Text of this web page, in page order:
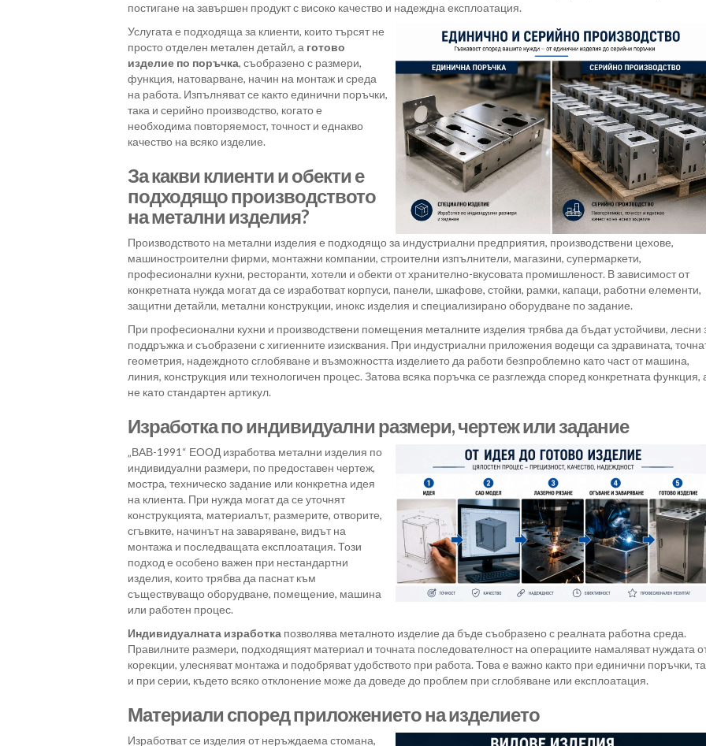
постигане на завършен продукт с високо качество и надеждна експлоатация.
Услугата е подходяща за клиенти, които търсят не
просто отделен метален детайл, а готово
изделие по поръчка, съобразено с размери,
функция, натоварване, начин на монтаж и среда
на работа. Изпълняват се както единични поръчки,
така и серийно производство, когато е
необходима повторяемост, точност и еднакво
качество на всяко изделие.
За какви клиенти и обекти е
подходящо производството
на метални изделия?
Производството на метални изделия е подходящо за индустриални предприятия, производствени цехове,
машиностроителни фирми, монтажни компании, строителни изпълнители, магазини, супермаркети,
професионални кухни, ресторанти, хотели и обекти от хранително-вкусовата промишленост. В зависимост от
конкретната нужда могат да се изработват корпуси, панели, шкафове, стойки, рамки, капаци, работни елементи,
защитни детайли, метални конструкции, инокс изделия и специализирано оборудване по задание.
При професионални кухни и производствени помещения металните изделия трябва да бъдат устойчиви, лесни
поддръжка и съобразени с хигиенните изисквания. При индустриални приложения водещи са здравината,
геометрия, надеждното сглобяване и възможността изделието да работи безпроблемно като част от машина,
линия, конструкция или технологичен процес. Затова всяка поръчка се разглежда според конкретната функция,
не като стандартен артикул.
Изработка по индивидуални размери, чертеж или задание
„ВАВ-1991“ ЕООД изработва метални изделия по
индивидуални размери, по предоставен чертеж,
мостра, техническо задание или конкретна идея
на клиента. При нужда могат да се уточнят
конструкцията, материалът, размерите, отворите,
сгъвките, начинът на заваряване, видът на
монтажа и последващата експлоатация. Този
подход е особено важен при нестандартни
изделия, които трябва да паснат към
съществуващо оборудване, помещение, машина
или работен процес.
Индивидуалната изработка позволява металното изделие да бъде съобразено с реалната работна среда.
Правилните размери, подходящият материал и точната последователност на операциите намаляват нуждата
корекции, улесняват монтажа и подобряват удобството при работа. Това е важно както при единични поръчки,
и при серии, където всяко отклонение може да доведе до проблем при сглобяване или експлоатация.
Материали според приложението на изделието
Изработват се изделия от неръждаема стомана,